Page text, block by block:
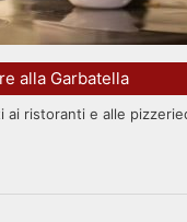
alla Garbatella
ai ristoranti e alle